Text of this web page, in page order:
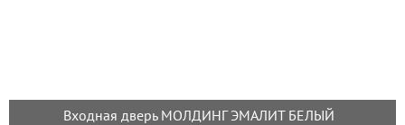
Входная дверь МОЛДИНГ ЭМАЛИТ БЕЛЫЙ